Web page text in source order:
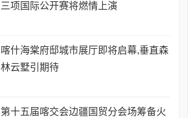
三项国际公开赛将燃情上演
喀什海棠府邸城市展厅即将启幕,垂直森
林云墅引期待
第十五届喀交会边疆国贸分会场筹备火